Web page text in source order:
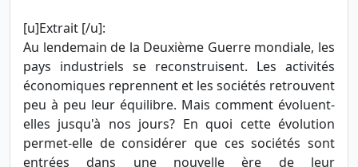
[u]Extrait [/u]:
Au lendemain de la Deuxième Guerre mondiale, les
pays industriels se reconstruisent. Les activités
économiques reprennent et les sociétés retrouvent
peu à peu leur équilibre. Mais comment évoluent-
elles jusqu'à nos jours? En quoi cette évolution
permet-elle de considérer que ces sociétés sont
entrées dans une nouvelle ère de leur